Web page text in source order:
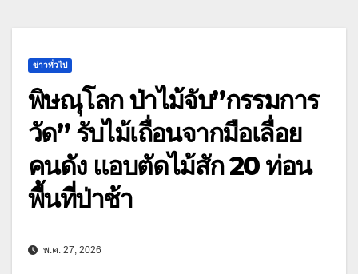
ข่าวทั่วไป
พิษณุโลก ป่าไม้จับ”กรรมการ
วัด” รับไม้เถื่อนจากมือเลื่อย
คนดัง แอบตัดไม้สัก 20 ท่อน
พื้นที่ป่าช้า
พ.ค. 27, 2026